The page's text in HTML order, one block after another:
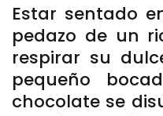
Estar sentado
pedazo de un
respirar su
pequeño
chocolate se